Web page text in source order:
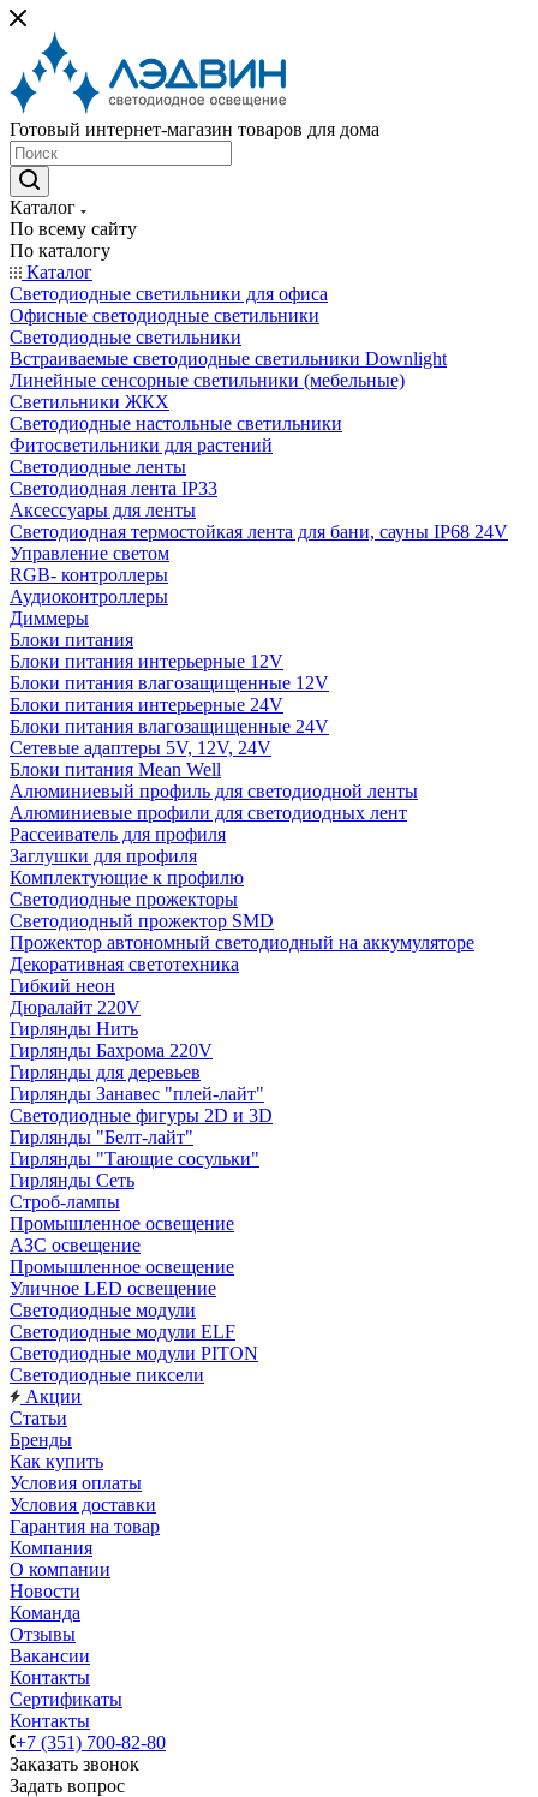
Готовый интернет-магазин товаров для дома
Каталог
По всему сайту
По каталогу
Каталог
Светодиодные светильники для офиса
Офисные светодиодные светильники
Светодиодные светильники
Встраиваемые светодиодные светильники Downlight
Линейные сенсорные светильники (мебельные)
Светильники ЖКХ
Светодиодные настольные светильники
Фитосветильники для растений
Светодиодные ленты
Светодиодная лента IP33
Аксессуары для ленты
Светодиодная термостойкая лента для бани, сауны IP68 24V
Управление светом
RGB- контроллеры
Аудиоконтроллеры
Диммеры
Блоки питания
Блоки питания интерьерные 12V
Блоки питания влагозащищенные 12V
Блоки питания интерьерные 24V
Блоки питания влагозащищенные 24V
Сетевые адаптеры 5V, 12V, 24V
Блоки питания Mean Well
Алюминиевый профиль для светодиодной ленты
Алюминиевые профили для светодиодных лент
Рассеиватель для профиля
Заглушки для профиля
Комплектующие к профилю
Светодиодные прожекторы
Светодиодный прожектор SMD
Прожектор автономный светодиодный на аккумуляторе
Декоративная светотехника
Гибкий неон
Дюралайт 220V
Гирлянды Нить
Гирлянды Бахрома 220V
Гирлянды для деревьев
Гирлянды Занавес "плей-лайт"
Светодиодные фигуры 2D и 3D
Гирлянды "Белт-лайт"
Гирлянды "Тающие сосульки"
Гирлянды Сеть
Строб-лампы
Промышленное освещение
АЗС освещение
Промышленное освещение
Уличное LED освещение
Светодиодные модули
Светодиодные модули ELF
Светодиодные модули PITON
Светодиодные пиксели
Акции
Статьи
Бренды
Как купить
Условия оплаты
Условия доставки
Гарантия на товар
Компания
О компании
Новости
Команда
Отзывы
Вакансии
Контакты
Сертификаты
Контакты
+7 (351) 700-82-80
Заказать звонок
Задать вопрос